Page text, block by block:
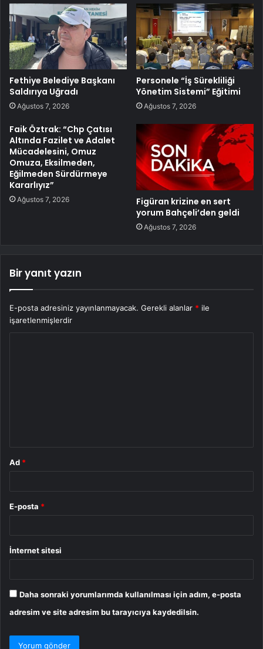
Fethiye Belediye Başkanı
Saldırıya Uğradı
Ağustos 7, 2026
Personele “İş Sürekliliği
Yönetim Sistemi” Eğitimi
Ağustos 7, 2026
Faik Öztrak: “Chp Çatısı
Altında Fazilet ve Adalet
Mücadelesini, Omuz
Omuza, Eksilmeden,
Eğilmeden Sürdürmeye
Kararlıyız”
Ağustos 7, 2026
Figüran krizine en sert
yorum Bahçeli’den geldi
Ağustos 7, 2026
Bir yanıt yazın
E-posta adresiniz yayınlanmayacak. Gerekli alanlar * ile
işaretlenmişlerdir
Ad *
E-posta *
İnternet sitesi
Daha sonraki yorumlarımda kullanılması için adım, e-posta
adresim ve site adresim bu tarayıcıya kaydedilsin.